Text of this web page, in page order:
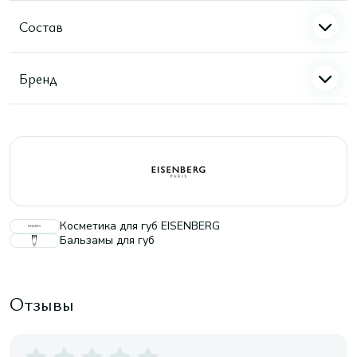
Состав
Бренд
Косметика для губ EISENBERG
Бальзамы для губ
Отзывы